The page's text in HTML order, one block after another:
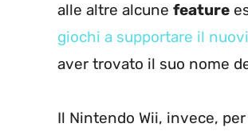
alle altre alcune feature
giochi a supportare il
aver trovato il suo nome
Il Nintendo Wii, invece,